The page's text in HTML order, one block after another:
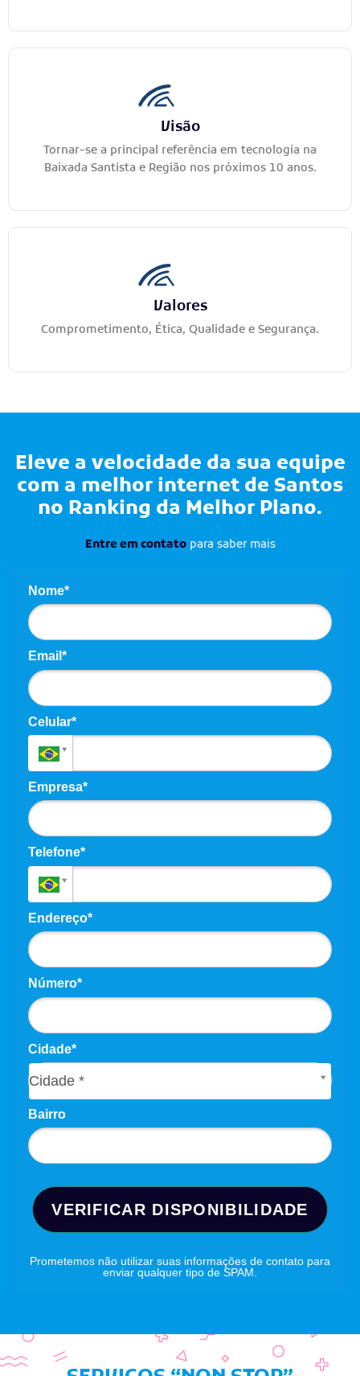
Visão
Tornar-se a principal referência em tecnologia na
Baixada Santista e Região nos próximos 10 anos.
Valores
Comprometimento, Ética, Qualidade e Segurança.
Eleve a velocidade da sua equipe
com a melhor internet de Santos
no Ranking da Melhor Plano.
Entre em contatopara saber mais
Nome*
Email*
Celular*
Empresa*
Telefone*
Endereço*
Número*
Cidade*
Cidade *
Cidade*
Bairro
VERIFICAR DISPONIBILIDADE
Prometemos não utilizar suas informações de contato para
enviar qualquer tipo de SPAM.